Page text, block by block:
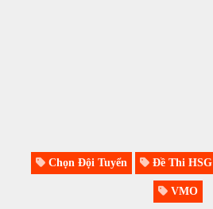
Chọn Đội Tuyển Đề Thi HSG
VMO